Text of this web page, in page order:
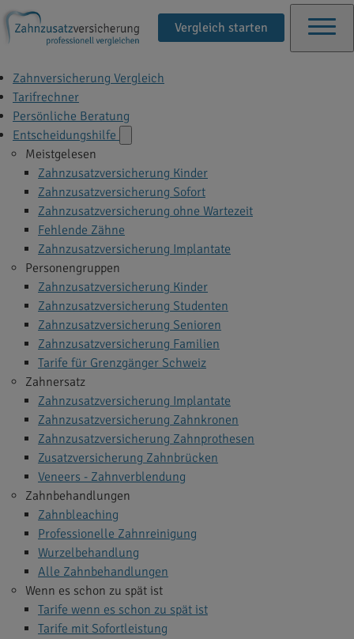
Vergleich starten
Zahnversicherung Vergleich
Tarifrechner
Persönliche Beratung
Entscheidungshilfe
Meistgelesen
Zahnzusatzversicherung Kinder
Zahnzusatzversicherung Sofort
Zahnzusatzversicherung ohne Wartezeit
Fehlende Zähne
Zahnzusatzversicherung Implantate
Personengruppen
Zahnzusatzversicherung Kinder
Zahnzusatzversicherung Studenten
Zahnzusatzversicherung Senioren
Zahnzusatzversicherung Familien
Tarife für Grenzgänger Schweiz
Zahnersatz
Zahnzusatzversicherung Implantate
Zahnzusatzversicherung Zahnkronen
Zahnzusatzversicherung Zahnprothesen
Zusatzversicherung Zahnbrücken
Veneers - Zahnverblendung
Zahnbehandlungen
Zahnbleaching
Professionelle Zahnreinigung
Wurzelbehandlung
Alle Zahnbehandlungen
Wenn es schon zu spät ist
Tarife wenn es schon zu spät ist
Tarife mit Sofortleistung